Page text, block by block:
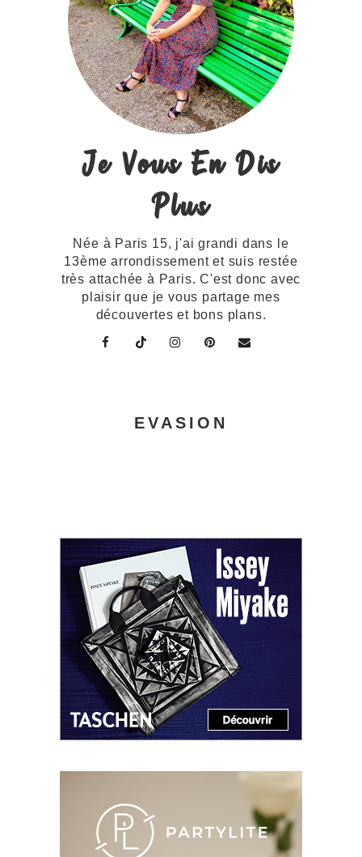
Je Vous En Dis
Plus
Née à Paris 15, j'ai grandi dans le
13ème arrondissement et suis restée
très attachée à Paris. C'est donc avec
plaisir que je vous partage mes
découvertes et bons plans.
EVASION